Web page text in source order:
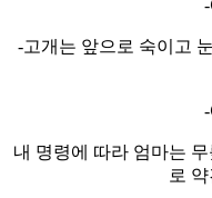
-고개는 앞으로 숙이고
내 명령에 따라 엄마는
로